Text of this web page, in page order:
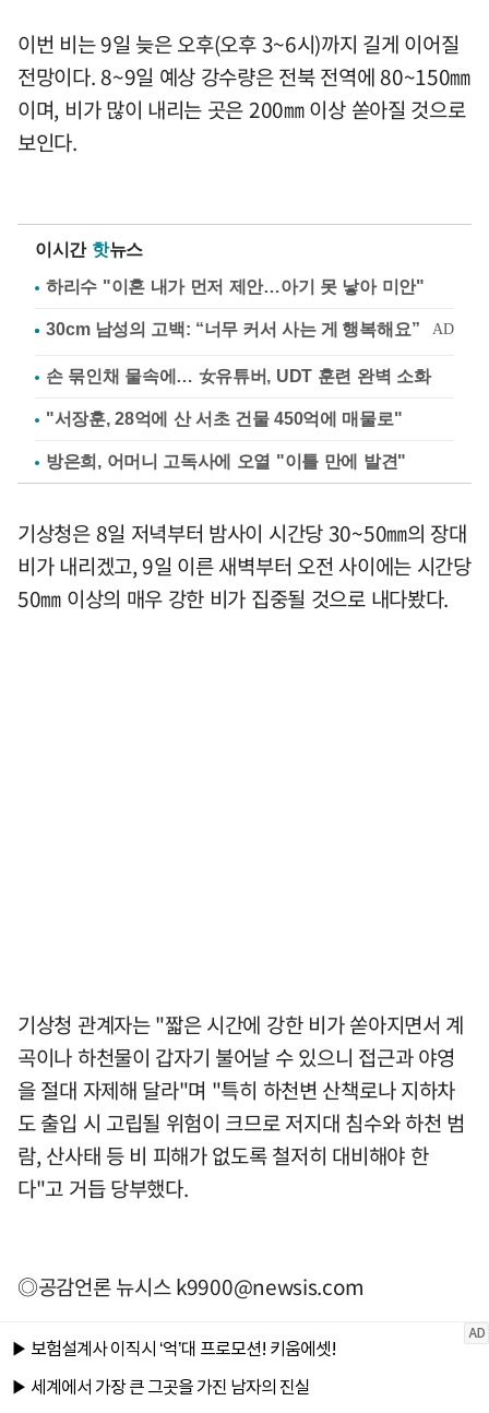
이번 비는 9일 늦은 오후(오후 3~6시)까지 길게 이어질
전망이다. 8~9일 예상 강수량은 전북 전역에 80~150㎜
이며, 비가 많이 내리는 곳은 200㎜ 이상 쏟아질 것으로
보인다.
이시간 핫뉴스
하리수 "이혼 내가 먼저 제안…아기 못 낳아 미안"
손 묶인채 물속에… 女유튜버, UDT 훈련 완벽 소화
"서장훈, 28억에 산 서초 건물 450억에 매물로"
방은희, 어머니 고독사에 오열 "이틀 만에 발견"
기상청은 8일 저녁부터 밤사이 시간당 30~50㎜의 장대
비가 내리겠고, 9일 이른 새벽부터 오전 사이에는 시간당
50㎜ 이상의 매우 강한 비가 집중될 것으로 내다봤다.
기상청 관계자는 "짧은 시간에 강한 비가 쏟아지면서 계
곡이나 하천물이 갑자기 불어날 수 있으니 접근과 야영
을 절대 자제해 달라"며 "특히 하천변 산책로나 지하차
도 출입 시 고립될 위험이 크므로 저지대 침수와 하천 범
람, 산사태 등 비 피해가 없도록 철저히 대비해야 한
다"고 거듭 당부했다.
◎공감언론 뉴시스k9900@newsis.com